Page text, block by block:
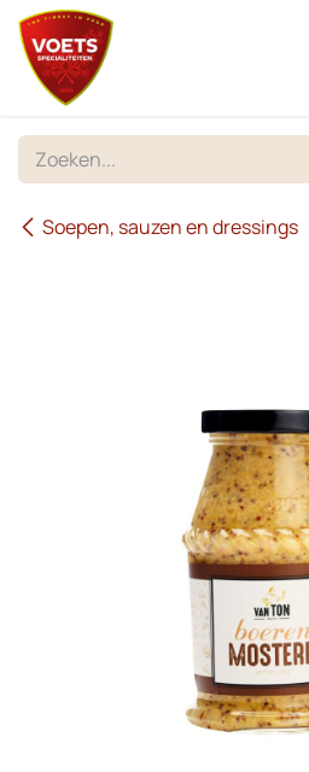
Overslaan naar inhoud
Soepen, sauzen en dressings